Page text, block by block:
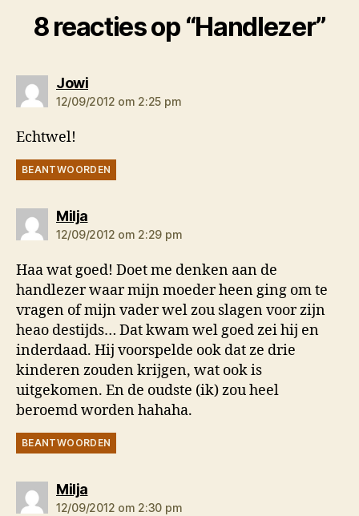
8 reacties op “Handlezer”
Jowizegt:
12/09/2012 om 2:25 pm
Echtwel!
BEANTWOORDEN
Miljazegt:
12/09/2012 om 2:29 pm
Haa wat goed! Doet me denken aan de
handlezer waar mijn moeder heen ging om te
vragen of mijn vader wel zou slagen voor zijn
heao destijds… Dat kwam wel goed zei hij en
inderdaad. Hij voorspelde ook dat ze drie
kinderen zouden krijgen, wat ook is
uitgekomen. En de oudste (ik) zou heel
beroemd worden hahaha.
BEANTWOORDEN
Miljazegt:
12/09/2012 om 2:30 pm